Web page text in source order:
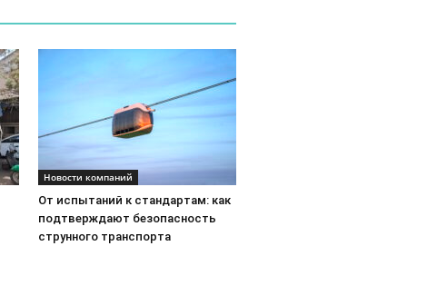
Новости компаний
От испытаний к стандартам: как
подтверждают безопасность
струнного транспорта